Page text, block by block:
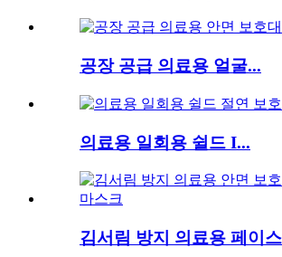
공장 공급 의료용 얼굴...
의료용 일회용 쉴드 I...
김서림 방지 의료용 페이